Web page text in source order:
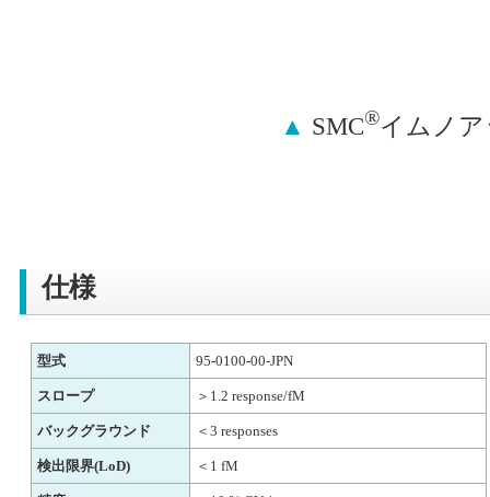
▲ SMC®イムノ
仕様
型式 95-0100-00-JPN
スロープ ＞1.2 response/fM
バックグラウンド ＜3 responses
検出限界(LoD) ＜1 fM